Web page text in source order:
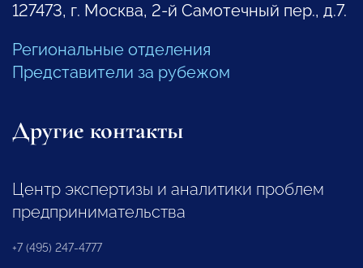
127473, г. Москва, 2-й Самотечный пер., д.7.
Региональные отделения
Представители за рубежом
Другие контакты
Центр экспертизы и аналитики проблем
предпринимательства
+7 (495) 247-4777